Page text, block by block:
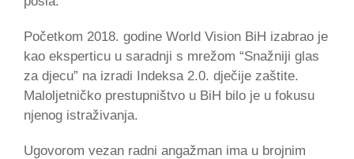
Početkom 2018. godine World Vision BiH izabrao je
kao eksperticu u saradnji s mrežom “Snažniji glas
za djecu” na izradi Indeksa 2.0. dječije zaštite.
Maloljetničko prestupništvo u BiH bilo je u fokusu
njenog istraživanja.
Ugovorom vezan radni angažman ima u brojnim